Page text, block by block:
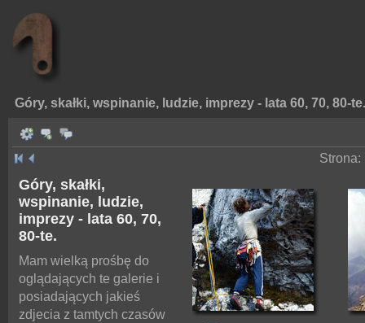
Góry, skałki, wspinanie, ludzie, imprezy - lata 60, 70, 80-te.
Strona:
Góry, skałki,
wspinanie, ludzie,
imprezy - lata 60, 70,
80-te.
Mam wielką prośbę do
oglądających te galerie i
posiadających jakieś
zdjecia z tamtych czasów